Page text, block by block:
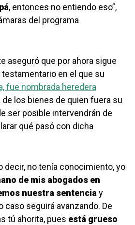
, entonces no entiendo eso”,
del programa
aseguró que por ahora sigue
en el que su
fue nombrada heredera
de los bienes de quien fuera su
ser posible intervendrán de
qué pasó con dicha
decir, no tenía conocimiento, yo
de mis abogados en
nuestra sentenciay
caso seguirá avanzando. De
tú ahorita, pues está grueso